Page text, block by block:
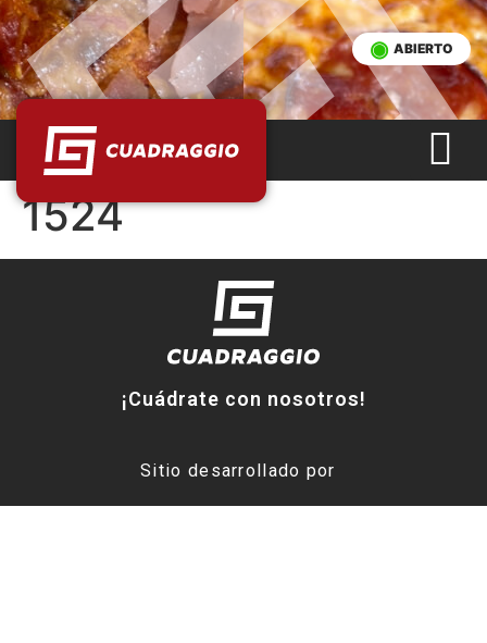
ABIERTO
1524
¡Cuádrate con nosotros!
Sitio desarrollado por